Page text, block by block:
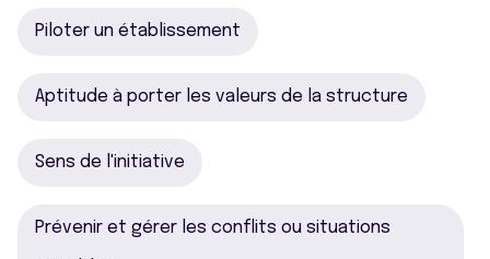
Piloter un établissement
Aptitude à porter les valeurs de la structure
Sens de l'initiative
Prévenir et gérer les conflits ou situations